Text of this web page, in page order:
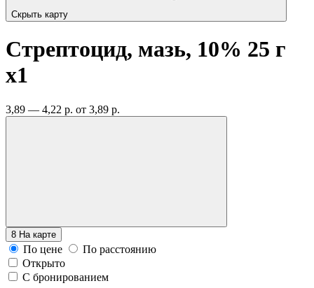
Скрыть карту
Стрептоцид, мазь, 10% 25 г
x1
3,89 — 4,22 р. от 3,89 р.
8 На карте
По цене
По расстоянию
Открыто
С бронированием